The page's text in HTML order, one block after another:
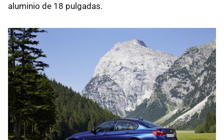
aluminio de 18 pulgadas.